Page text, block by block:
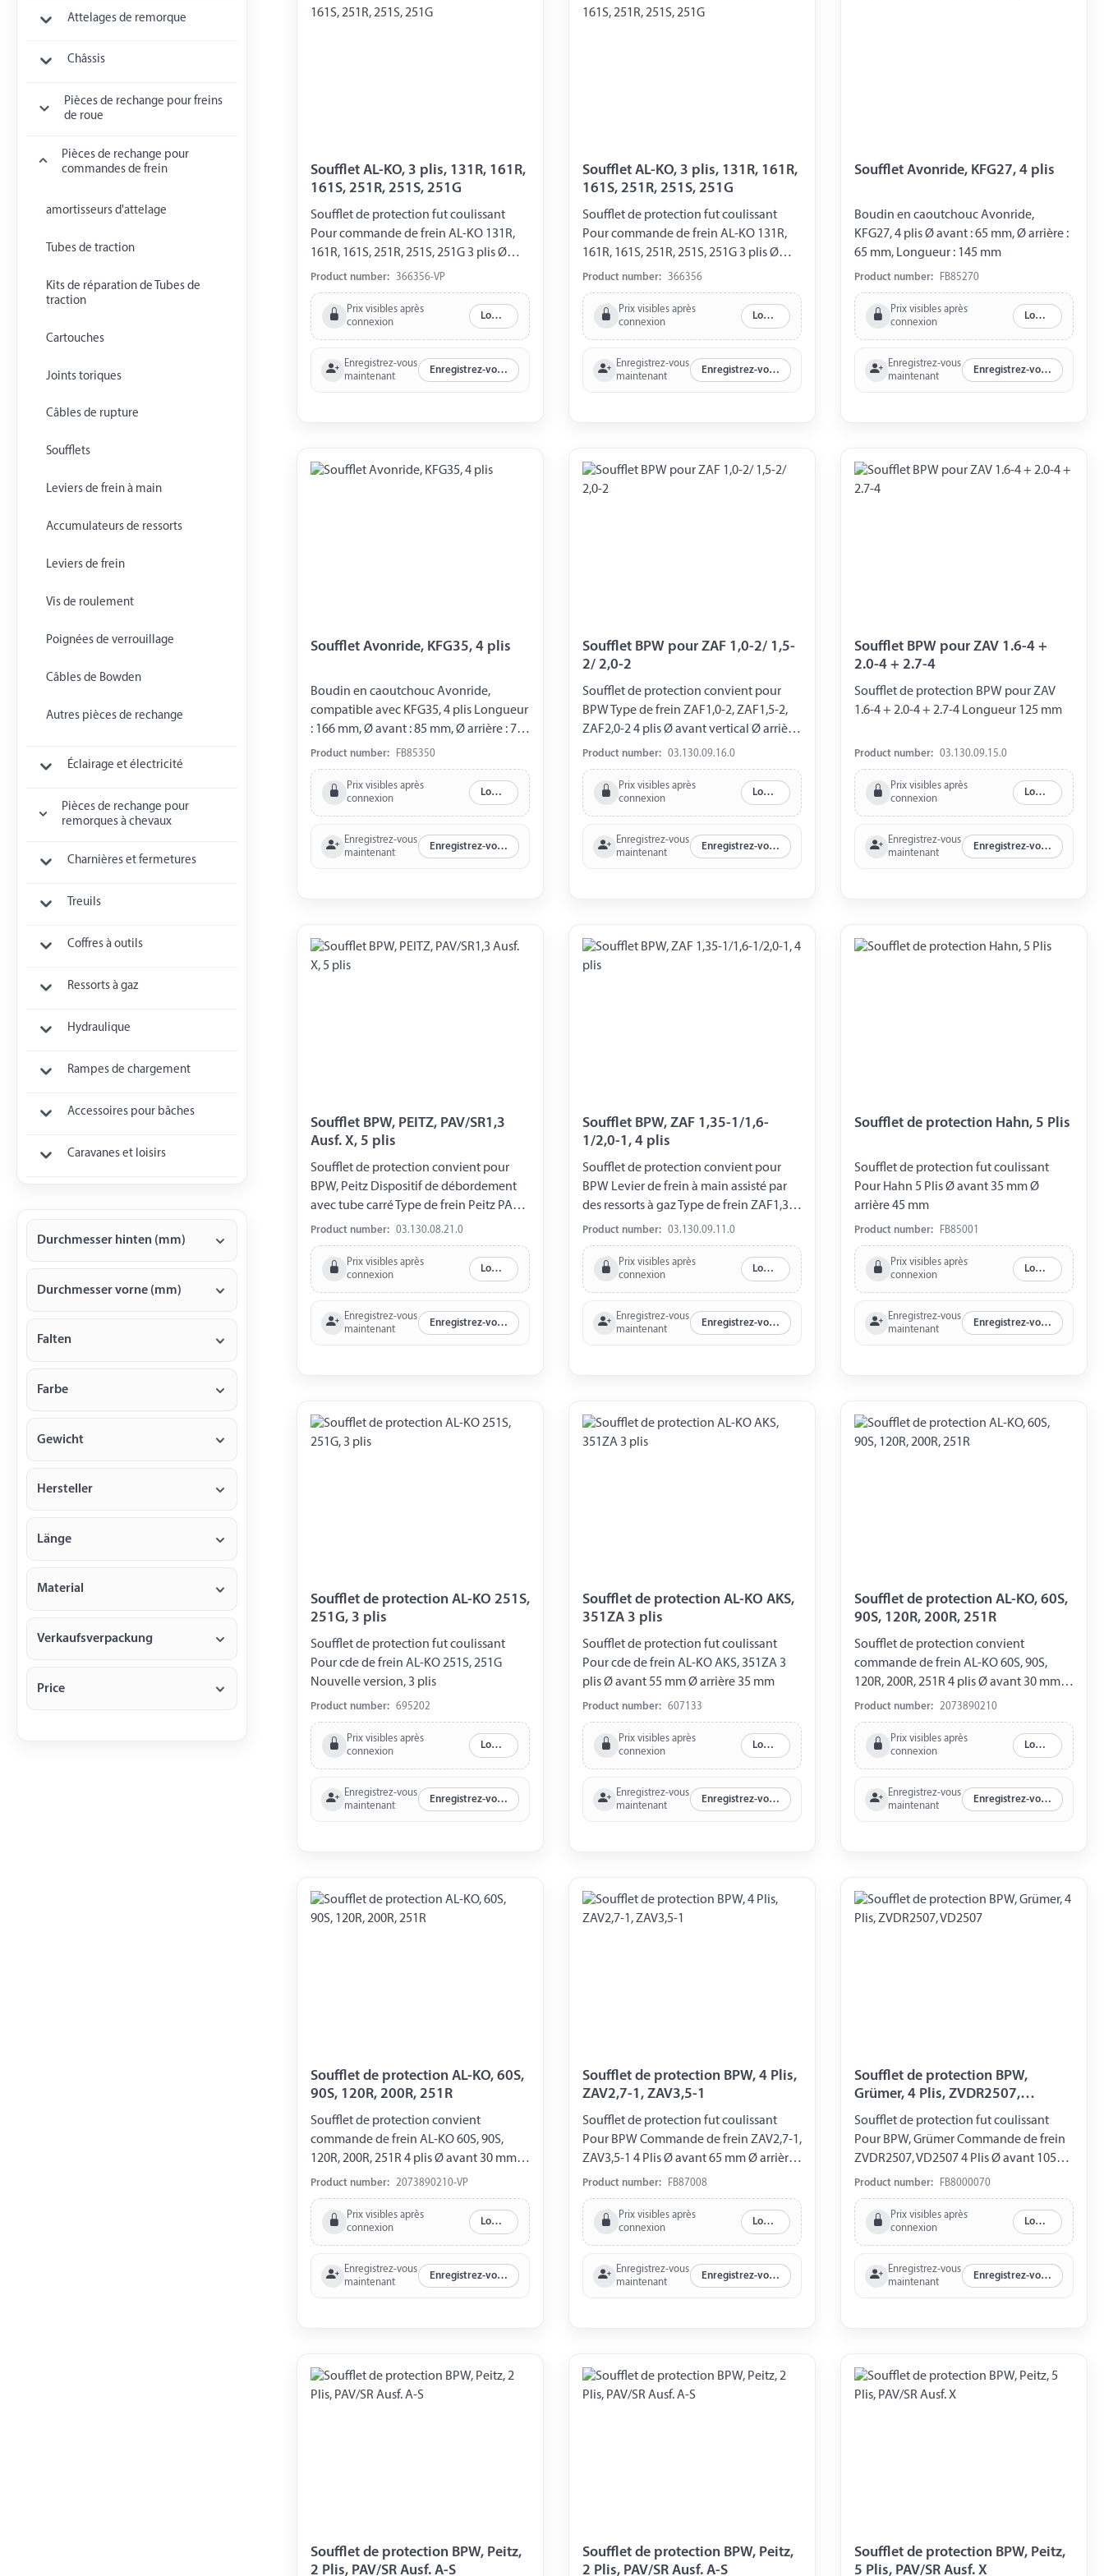
Attelages de remorque
Châssis
Pièces de rechange pour freins
de roue
Pièces de rechange pour
commandes de frein
amortisseurs d'attelage
Tubes de traction
Kits de réparation de Tubes de
traction
Cartouches
Joints toriques
Câbles de rupture
Soufflets
Leviers de frein à main
Accumulateurs de ressorts
Leviers de frein
Vis de roulement
Poignées de verrouillage
Câbles de Bowden
Autres pièces de rechange
Éclairage et électricité
Pièces de rechange pour
remorques à chevaux
Charnières et fermetures
Treuils
Coffres à outils
Ressorts à gaz
Hydraulique
Rampes de chargement
Accessoires pour bâches
Caravanes et loisirs
Durchmesser hinten (mm)
Durchmesser vorne (mm)
Falten
Farbe
Gewicht
Hersteller
Länge
Material
Verkaufsverpackung
Price
Soufflet AL-KO, 3 plis, 131R, 161R,
161S, 251R, 251S, 251G
Soufflet de protection fut coulissant
Pour commande de frein AL-KO 131R,
161R, 161S, 251R, 251S, 251G 3 plis Ø
avant 30 mm Ø arrière 50 mm avant
avec cache-vis horizontal Emballé sous
blister
Product number: 366356-VP
Prix visibles après
connexion
Log in
Enregistrez-vous
maintenant
Enregistrez-vous maintenant
Soufflet AL-KO, 3 plis, 131R, 161R,
161S, 251R, 251S, 251G
Soufflet de protection fut coulissant
Pour commande de frein AL-KO 131R,
161R, 161S, 251R, 251S, 251G 3 plis Ø
avant 30 mm Ø arrière 50 mm avant
avec cache-vis horizontal
Product number: 366356
Prix visibles après
connexion
Log in
Enregistrez-vous
maintenant
Enregistrez-vous maintenant
Soufflet Avonride, KFG27, 4 plis
Boudin en caoutchouc Avonride,
KFG27, 4 plis Ø avant : 65 mm, Ø arrière :
65 mm, Longueur : 145 mm
Product number: FB85270
Prix visibles après
connexion
Log in
Enregistrez-vous
maintenant
Enregistrez-vous maintenant
Soufflet Avonride, KFG35, 4 plis
Boudin en caoutchouc Avonride,
compatible avec KFG35, 4 plis Longueur
: 166 mm, Ø avant : 85 mm, Ø arrière : 75
mm
Product number: FB85350
Prix visibles après
connexion
Log in
Enregistrez-vous
maintenant
Enregistrez-vous maintenant
Soufflet BPW pour ZAF 1,0-2/ 1,5-
2/ 2,0-2
Soufflet de protection convient pour
BPW Type de frein ZAF1,0-2, ZAF1,5-2,
ZAF2,0-2 4 plis Ø avant vertical Ø arrière
55 mm
Product number: 03.130.09.16.0
Prix visibles après
connexion
Log in
Enregistrez-vous
maintenant
Enregistrez-vous maintenant
Soufflet BPW pour ZAV 1.6-4 +
2.0-4 + 2.7-4
Soufflet de protection BPW pour ZAV
1.6-4 + 2.0-4 + 2.7-4 Longueur 125 mm
Product number: 03.130.09.15.0
Prix visibles après
connexion
Log in
Enregistrez-vous
maintenant
Enregistrez-vous maintenant
Soufflet BPW, PEITZ, PAV/SR1,3
Ausf. X, 5 plis
Soufflet de protection convient pour
BPW, Peitz Dispositif de débordement
avec tube carré Type de frein Peitz PAV /
SR 1,3 Ausf. X 5 plis Ø avant 55 mm Ø
arrière 85 mm
Product number: 03.130.08.21.0
Prix visibles après
connexion
Log in
Enregistrez-vous
maintenant
Enregistrez-vous maintenant
Soufflet BPW, ZAF 1,35-1/1,6-
1/2,0-1, 4 plis
Soufflet de protection convient pour
BPW Levier de frein à main assisté par
des ressorts à gaz Type de frein ZAF1,35-
1, ZAF1,6-1, ZAF2,0-1 4 plis Ø avant
vertical Ø arrière 60 mm recouvrant vis
arrière
Product number: 03.130.09.11.0
Prix visibles après
connexion
Log in
Enregistrez-vous
maintenant
Enregistrez-vous maintenant
Soufflet de protection Hahn, 5 Plis
Soufflet de protection fut coulissant
Pour Hahn 5 Plis Ø avant 35 mm Ø
arrière 45 mm
Product number: FB85001
Prix visibles après
connexion
Log in
Enregistrez-vous
maintenant
Enregistrez-vous maintenant
Soufflet de protection AL-KO 251S,
251G, 3 plis
Soufflet de protection fut coulissant
Pour cde de frein AL-KO 251S, 251G
Nouvelle version, 3 plis
Product number: 695202
Prix visibles après
connexion
Log in
Enregistrez-vous
maintenant
Enregistrez-vous maintenant
Soufflet de protection AL-KO AKS,
351ZA 3 plis
Soufflet de protection fut coulissant
Pour cde de frein AL-KO AKS, 351ZA 3
plis Ø avant 55 mm Ø arrière 35 mm
Product number: 607133
Prix visibles après
connexion
Log in
Enregistrez-vous
maintenant
Enregistrez-vous maintenant
Soufflet de protection AL-KO, 60S,
90S, 120R, 200R, 251R
Soufflet de protection convient
commande de frein AL-KO 60S, 90S,
120R, 200R, 251R 4 plis Ø avant 30 mm Ø
arrière 40 mm
Product number: 2073890210
Prix visibles après
connexion
Log in
Enregistrez-vous
maintenant
Enregistrez-vous maintenant
Soufflet de protection AL-KO, 60S,
90S, 120R, 200R, 251R
Soufflet de protection convient
commande de frein AL-KO 60S, 90S,
120R, 200R, 251R 4 plis Ø avant 30 mm Ø
arrière 40 mm Emballé sous blister
Product number: 2073890210-VP
Prix visibles après
connexion
Log in
Enregistrez-vous
maintenant
Enregistrez-vous maintenant
Soufflet de protection BPW, 4 Plis,
ZAV2,7-1, ZAV3,5-1
Soufflet de protection fut coulissant
Pour BPW Commande de frein ZAV2,7-1,
ZAV3,5-1 4 Plis Ø avant 65 mm Ø arrière
80 mm
Product number: FB87008
Prix visibles après
connexion
Log in
Enregistrez-vous
maintenant
Enregistrez-vous maintenant
Soufflet de protection BPW,
Grümer, 4 Plis, ZVDR2507,
VD2507
Soufflet de protection fut coulissant
Pour BPW, Grümer Commande de frein
ZVDR2507, VD2507 4 Plis Ø avant 105
mm Ø arrière 105 mm
Product number: FB8000070
Prix visibles après
connexion
Log in
Enregistrez-vous
maintenant
Enregistrez-vous maintenant
Soufflet de protection BPW, Peitz,
2 Plis, PAV/SR Ausf. A-S
Soufflet de protection BPW, Peitz,
2 Plis, PAV/SR Ausf. A-S
Soufflet de protection BPW, Peitz,
5 Plis, PAV/SR Ausf. X